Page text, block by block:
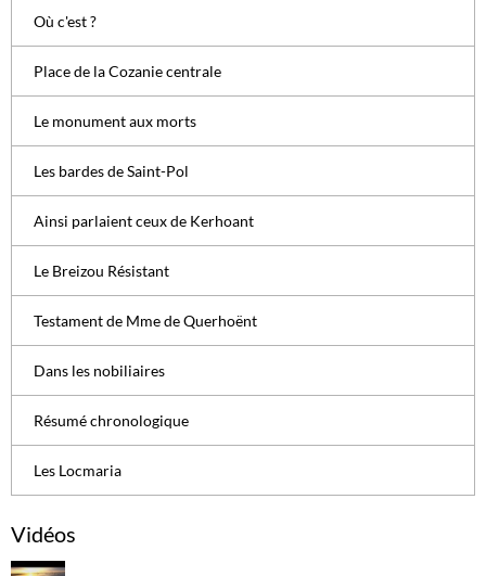
Où c'est ?
Place de la Cozanie centrale
Le monument aux morts
Les bardes de Saint-Pol
Ainsi parlaient ceux de Kerhoant
Le Breizou Résistant
Testament de Mme de Querhoënt
Dans les nobiliaires
Résumé chronologique
Les Locmaria
Vidéos